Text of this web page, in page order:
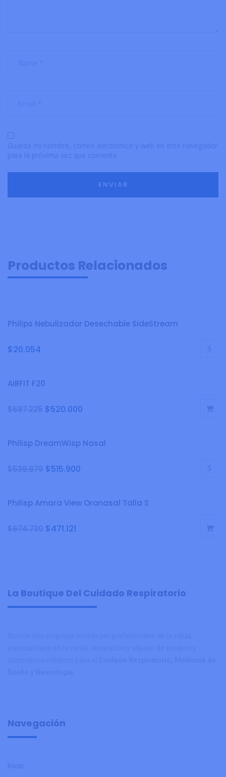
Guarda mi nombre, correo electrónico y web en este navegador
para la próxima vez que comente.
Productos Relacionados
Philips Nebulizador Desechable SideStream
$20.054
AIRFIT F20
$687.225 $520.000
Philisp DreamWisp Nasal
$539.879 $515.900
Philisp Amara View Oronasal Talla S
$674.730 $471.121
La Boutique Del Cuidado Respiratorio
Navegación
Inicio